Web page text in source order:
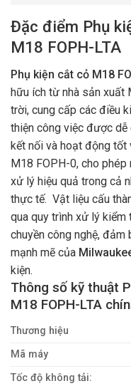
Đặc điểm Phụ
M18 FOPH-LTA
Phụ kiện cắt cỏ M18
hữu ích từ nhà sản xuất
trời, cung cấp các điều
thiện công việc được
kết nối và hoạt động
M18 FOPH-0, cho
xử lý hiệu quả trong cả
thực tế. Vật liệu cấu
qua quy trình xử lý kiểm
chuyền công nghệ,
mạnh mẽ của
kiện.
Thông số kỹ thuật
M18 FOPH-LTA
Thương hiệu
Mã máy
Tốc độ không tải: